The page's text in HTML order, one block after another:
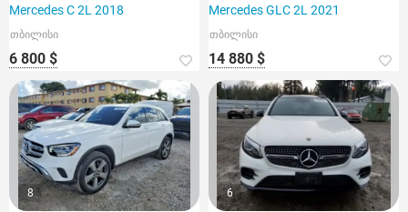
Mercedes C 2L 2018
თბილისი
6 800 $
Mercedes GLC 2L 2021
თბილისი
14 880 $
8 6